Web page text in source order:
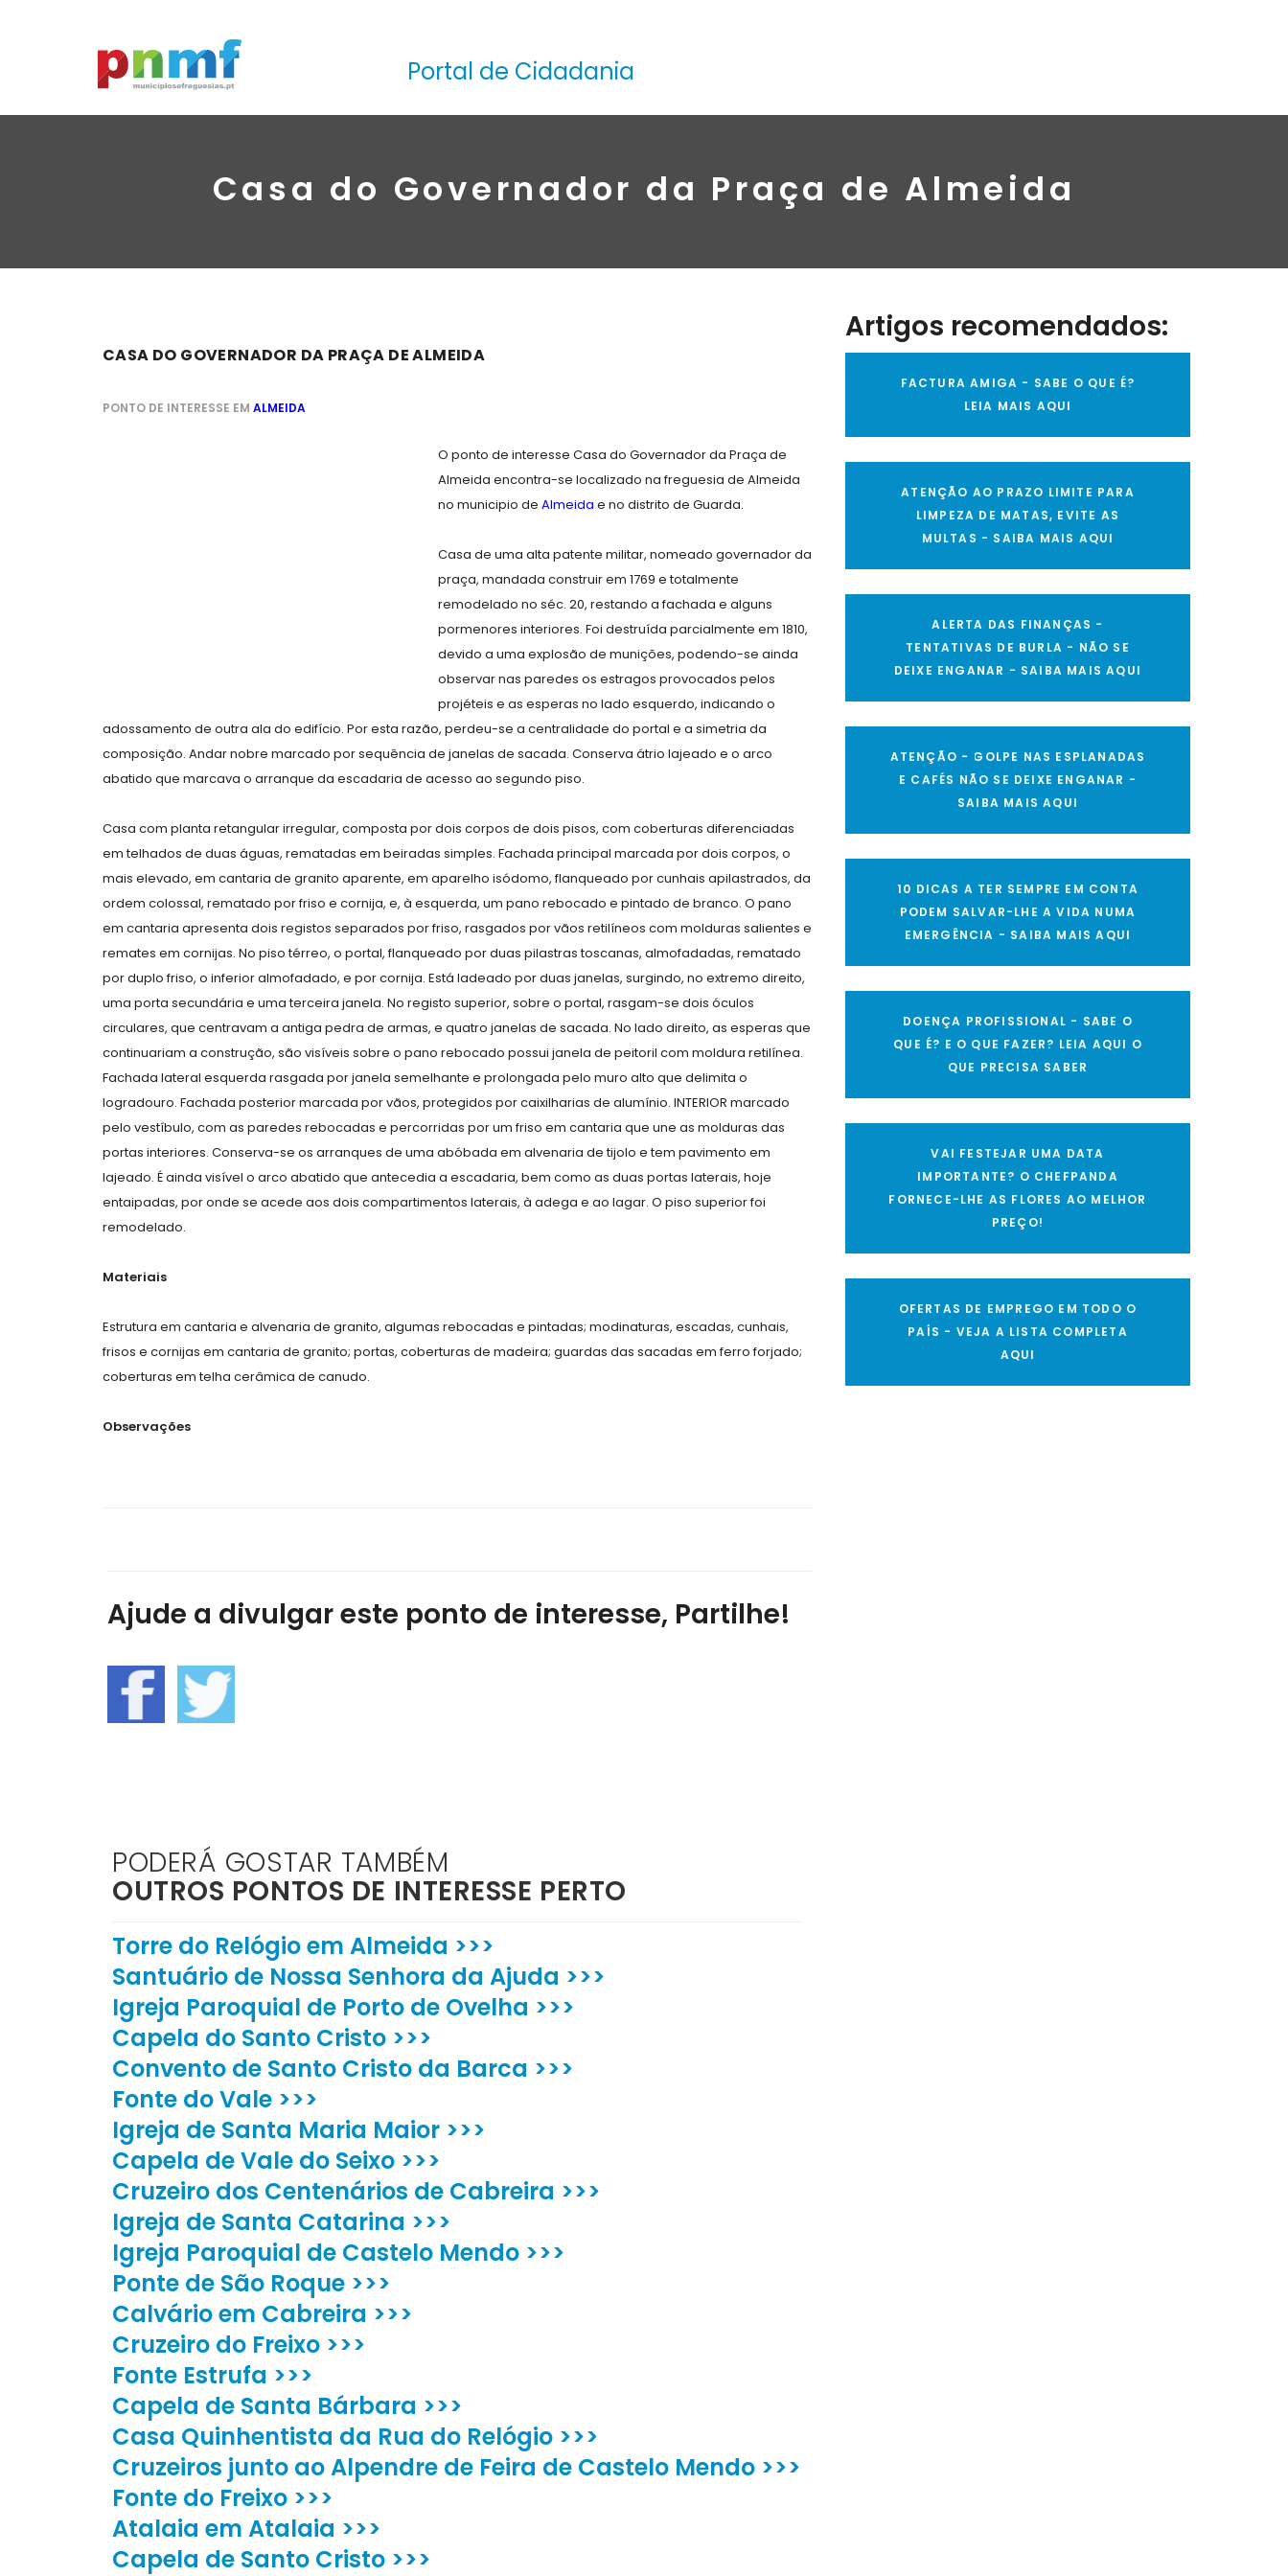
Portal de Cidadania
Casa do Governador da Praça de Almeida
CASA DO GOVERNADOR DA PRAÇA DE ALMEIDA
PONTO DE INTERESSE EM ALMEIDA
O ponto de interesse Casa do Governador da Praça de
Almeida encontra-se localizado na freguesia de Almeida
no municipio de Almeida e no distrito de Guarda.
Casa de uma alta patente militar, nomeado governador da
praça, mandada construir em 1769 e totalmente
remodelado no séc. 20, restando a fachada e alguns
pormenores interiores. Foi destruída parcialmente em 1810,
devido a uma explosão de munições, podendo-se ainda
observar nas paredes os estragos provocados pelos
projéteis e as esperas no lado esquerdo, indicando o
adossamento de outra ala do edifício. Por esta razão, perdeu-se a centralidade do portal e a simetria da
composição. Andar nobre marcado por sequência de janelas de sacada. Conserva átrio lajeado e o arco
abatido que marcava o arranque da escadaria de acesso ao segundo piso.
Casa com planta retangular irregular, composta por dois corpos de dois pisos, com coberturas diferenciadas
em telhados de duas águas, rematadas em beiradas simples. Fachada principal marcada por dois corpos, o
mais elevado, em cantaria de granito aparente, em aparelho isódomo, flanqueado por cunhais apilastrados, da
ordem colossal, rematado por friso e cornija, e, à esquerda, um pano rebocado e pintado de branco. O pano
em cantaria apresenta dois registos separados por friso, rasgados por vãos retilíneos com molduras salientes e
remates em cornijas. No piso térreo, o portal, flanqueado por duas pilastras toscanas, almofadadas, rematado
por duplo friso, o inferior almofadado, e por cornija. Está ladeado por duas janelas, surgindo, no extremo direito,
uma porta secundária e uma terceira janela. No registo superior, sobre o portal, rasgam-se dois óculos
circulares, que centravam a antiga pedra de armas, e quatro janelas de sacada. No lado direito, as esperas que
continuariam a construção, são visíveis sobre o pano rebocado possui janela de peitoril com moldura retilínea.
Fachada lateral esquerda rasgada por janela semelhante e prolongada pelo muro alto que delimita o
logradouro. Fachada posterior marcada por vãos, protegidos por caixilharias de alumínio. INTERIOR marcado
pelo vestíbulo, com as paredes rebocadas e percorridas por um friso em cantaria que une as molduras das
portas interiores. Conserva-se os arranques de uma abóbada em alvenaria de tijolo e tem pavimento em
lajeado. É ainda visível o arco abatido que antecedia a escadaria, bem como as duas portas laterais, hoje
entaipadas, por onde se acede aos dois compartimentos laterais, à adega e ao lagar. O piso superior foi
remodelado.
Materiais
Estrutura em cantaria e alvenaria de granito, algumas rebocadas e pintadas; modinaturas, escadas, cunhais,
frisos e cornijas em cantaria de granito; portas, coberturas de madeira; guardas das sacadas em ferro forjado;
coberturas em telha cerâmica de canudo.
Observações
Ajude a divulgar este ponto de interesse, Partilhe!
PODERÁ GOSTAR TAMBÉM
OUTROS PONTOS DE INTERESSE PERTO
Torre do Relógio em Almeida >>>
Santuário de Nossa Senhora da Ajuda >>>
Igreja Paroquial de Porto de Ovelha >>>
Capela do Santo Cristo >>>
Convento de Santo Cristo da Barca >>>
Fonte do Vale >>>
Igreja de Santa Maria Maior >>>
Capela de Vale do Seixo >>>
Cruzeiro dos Centenários de Cabreira >>>
Igreja de Santa Catarina >>>
Igreja Paroquial de Castelo Mendo >>>
Ponte de São Roque >>>
Calvário em Cabreira >>>
Cruzeiro do Freixo >>>
Fonte Estrufa >>>
Capela de Santa Bárbara >>>
Casa Quinhentista da Rua do Relógio >>>
Cruzeiros junto ao Alpendre de Feira de Castelo Mendo >>>
Fonte do Freixo >>>
Atalaia em Atalaia >>>
Capela de Santo Cristo >>>
Artigos recomendados:
FACTURA AMIGA - SABE O QUE É?
LEIA MAIS AQUI
ATENÇÃO AO PRAZO LIMITE PARA
LIMPEZA DE MATAS, EVITE AS
MULTAS - SAIBA MAIS AQUI
ALERTA DAS FINANÇAS -
TENTATIVAS DE BURLA - NÃO SE
DEIXE ENGANAR - SAIBA MAIS AQUI
ATENÇÃO - GOLPE NAS ESPLANADAS
E CAFÉS NÃO SE DEIXE ENGANAR -
SAIBA MAIS AQUI
10 DICAS A TER SEMPRE EM CONTA
PODEM SALVAR-LHE A VIDA NUMA
EMERGÊNCIA - SAIBA MAIS AQUI
DOENÇA PROFISSIONAL - SABE O
QUE É? E O QUE FAZER? LEIA AQUI O
QUE PRECISA SABER
VAI FESTEJAR UMA DATA
IMPORTANTE? O CHEFPANDA
FORNECE-LHE AS FLORES AO MELHOR
PREÇO!
OFERTAS DE EMPREGO EM TODO O
PAÍS - VEJA A LISTA COMPLETA
AQUI